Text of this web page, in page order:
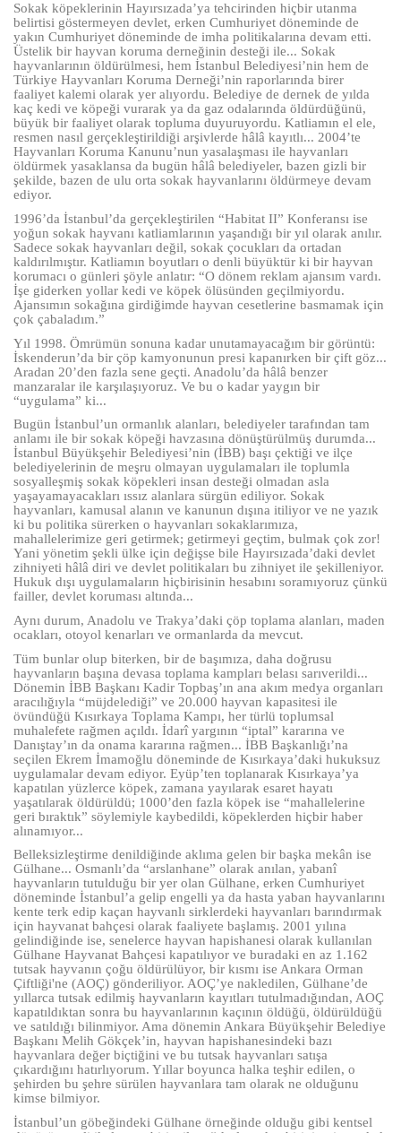
Sokak köpeklerinin Hayırsızada’ya tehcirinden hiçbir utanma
belirtisi göstermeyen devlet, erken Cumhuriyet döneminde de
yakın Cumhuriyet döneminde de imha politikalarına devam etti.
Üstelik bir hayvan koruma derneğinin desteği ile... Sokak
hayvanlarının öldürülmesi, hem İstanbul Belediyesi’nin hem de
Türkiye Hayvanları Koruma Derneği’nin raporlarında birer
faaliyet kalemi olarak yer alıyordu. Belediye de dernek de yılda
kaç kedi ve köpeği vurarak ya da gaz odalarında öldürdüğünü,
büyük bir faaliyet olarak topluma duyuruyordu. Katliamın el ele,
resmen nasıl gerçekleştirildiği arşivlerde hâlâ kayıtlı... 2004’te
Hayvanları Koruma Kanunu’nun yasalaşması ile hayvanları
öldürmek yasaklansa da bugün hâlâ belediyeler, bazen gizli bir
şekilde, bazen de ulu orta sokak hayvanlarını öldürmeye devam
ediyor.
1996’da İstanbul’da gerçekleştirilen “Habitat II” Konferansı ise
yoğun sokak hayvanı katliamlarının yaşandığı bir yıl olarak anılır.
Sadece sokak hayvanları değil, sokak çocukları da ortadan
kaldırılmıştır. Katliamın boyutları o denli büyüktür ki bir hayvan
korumacı o günleri şöyle anlatır: “O dönem reklam ajansım vardı.
İşe giderken yollar kedi ve köpek ölüsünden geçilmiyordu.
Ajansımın sokağına girdiğimde hayvan cesetlerine basmamak için
çok çabaladım.”
Yıl 1998. Ömrümün sonuna kadar unutamayacağım bir görüntü:
İskenderun’da bir çöp kamyonunun presi kapanırken bir çift göz...
Aradan 20’den fazla sene geçti. Anadolu’da hâlâ benzer
manzaralar ile karşılaşıyoruz. Ve bu o kadar yaygın bir
“uygulama” ki...
Bugün İstanbul’un ormanlık alanları, belediyeler tarafından tam
anlamı ile bir sokak köpeği havzasına dönüştürülmüş durumda...
İstanbul Büyükşehir Belediyesi’nin (İBB) başı çektiği ve ilçe
belediyelerinin de meşru olmayan uygulamaları ile toplumla
sosyalleşmiş sokak köpekleri insan desteği olmadan asla
yaşayamayacakları ıssız alanlara sürgün ediliyor. Sokak
hayvanları, kamusal alanın ve kanunun dışına itiliyor ve ne yazık
ki bu politika sürerken o hayvanları sokaklarımıza,
mahallelerimize geri getirmek; getirmeyi geçtim, bulmak çok zor!
Yani yönetim şekli ülke için değişse bile Hayırsızada’daki devlet
zihniyeti hâlâ diri ve devlet politikaları bu zihniyet ile şekilleniyor.
Hukuk dışı uygulamaların hiçbirisinin hesabını soramıyoruz çünkü
failler, devlet koruması altında...
Aynı durum, Anadolu ve Trakya’daki çöp toplama alanları, maden
ocakları, otoyol kenarları ve ormanlarda da mevcut.
Tüm bunlar olup biterken, bir de başımıza, daha doğrusu
hayvanların başına devasa toplama kampları belası sarıverildi...
Dönemin İBB Başkanı Kadir Topbaş’ın ana akım medya organları
aracılığıyla “müjdelediği” ve 20.000 hayvan kapasitesi ile
övündüğü Kısırkaya Toplama Kampı, her türlü toplumsal
muhalefete rağmen açıldı. İdarî yargının “iptal” kararına ve
Danıştay’ın da onama kararına rağmen... İBB Başkanlığı’na
seçilen Ekrem İmamoğlu döneminde de Kısırkaya’daki hukuksuz
uygulamalar devam ediyor. Eyüp’ten toplanarak Kısırkaya’ya
kapatılan yüzlerce köpek, zamana yayılarak esaret hayatı
yaşatılarak öldürüldü; 1000’den fazla köpek ise “mahallelerine
geri bıraktık” söylemiyle kaybedildi, köpeklerden hiçbir haber
alınamıyor...
Belleksizleştirme denildiğinde aklıma gelen bir başka mekân ise
Gülhane... Osmanlı’da “arslanhane” olarak anılan, yabanî
hayvanların tutulduğu bir yer olan Gülhane, erken Cumhuriyet
döneminde İstanbul’a gelip engelli ya da hasta yaban hayvanlarını
kente terk edip kaçan hayvanlı sirklerdeki hayvanları barındırmak
için hayvanat bahçesi olarak faaliyete başlamış. 2001 yılına
gelindiğinde ise, senelerce hayvan hapishanesi olarak kullanılan
Gülhane Hayvanat Bahçesi kapatılıyor ve buradaki en az 1.162
tutsak hayvanın çoğu öldürülüyor, bir kısmı ise Ankara Orman
Çiftliği'ne (AOÇ) gönderiliyor. AOÇ’ye nakledilen, Gülhane’de
yıllarca tutsak edilmiş hayvanların kayıtları tutulmadığından, AOÇ
kapatıldıktan sonra bu hayvanlarının kaçının öldüğü, öldürüldüğü
ve satıldığı bilinmiyor. Ama dönemin Ankara Büyükşehir Belediye
Başkanı Melih Gökçek’in, hayvan hapishanesindeki bazı
hayvanlara değer biçtiğini ve bu tutsak hayvanları satışa
çıkardığını hatırlıyorum. Yıllar boyunca halka teşhir edilen, o
şehirden bu şehre sürülen hayvanlara tam olarak ne olduğunu
kimse bilmiyor.
İstanbul’un göbeğindeki Gülhane örneğinde olduğu gibi kentsel